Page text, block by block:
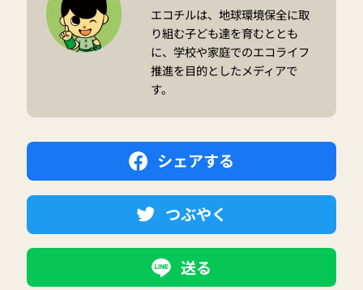
エコチルは、地球環境保全に取
り組む子ども達を育むととも
に、学校や家庭でのエコライフ
推進を目的としたメディアで
す。
シェアする
つぶやく
送る